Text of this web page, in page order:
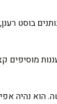
בוסט
מוסיפים
10-15 דקות במקרר